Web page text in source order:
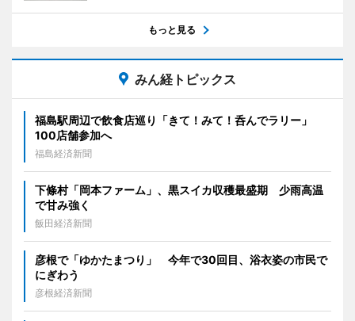
もっと見る
みん経トピックス
福島駅周辺で飲食店巡り「きて！みて！呑んでラリー」
100店舗参加へ
福島経済新聞
下條村「岡本ファーム」、黒スイカ収穫最盛期 少雨高温
で甘み強く
飯田経済新聞
彦根で「ゆかたまつり」 今年で30回目、浴衣姿の市民で
にぎわう
彦根経済新聞